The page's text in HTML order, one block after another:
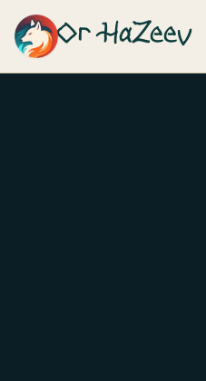
Or HaZeev